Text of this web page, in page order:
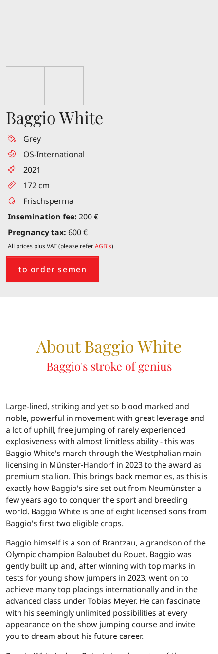
Baggio White
Grey
OS-International
2021
172 cm
Frischsperma
Insemination fee: 200 €
Pregnancy tax: 600 €
All prices plus VAT (please referAGB's)
to order semen
About Baggio White
Baggio's stroke of genius
Large-lined, striking and yet so blood marked and
noble, powerful in movement with great leverage and
a lot of uphill, free jumping of rarely experienced
explosiveness with almost limitless ability - this was
Baggio White's march through the Westphalian main
licensing in Münster-Handorf in 2023 to the award as
premium stallion. This brings back memories, as this is
exactly how Baggio's sire set out from Neumünster a
few years ago to conquer the sport and breeding
world. Baggio White is one of eight licensed sons from
Baggio's first two eligible crops.
Baggio himself is a son of Brantzau, a grandson of the
Olympic champion Baloubet du Rouet. Baggio was
gently built up and, after winning with top marks in
tests for young show jumpers in 2023, went on to
achieve many top placings internationally and in the
advanced class under Tobias Meyer. He can fascinate
with his seemingly unlimited possibilities at every
appearance on the show jumping course and invite
you to dream about his future career.